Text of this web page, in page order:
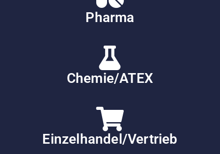
Pharma
Chemie/ATEX
Einzelhandel/Vertrieb